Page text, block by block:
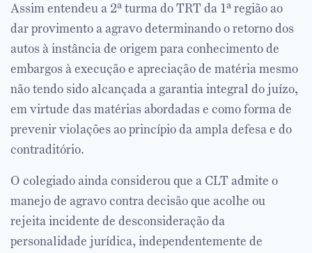
Assim entendeu a 2ª turma do TRT da 1ª região ao
dar provimento a agravo determinando o retorno dos
autos à instância de origem para conhecimento de
embargos à execução e apreciação de matéria mesmo
não tendo sido alcançada a garantia integral do juízo,
em virtude das matérias abordadas e como forma de
prevenir violações ao princípio da ampla defesa e do
contraditório.
O colegiado ainda considerou que a CLT admite o
manejo de agravo contra decisão que acolhe ou
rejeita incidente de desconsideração da
personalidade jurídica, independentemente de